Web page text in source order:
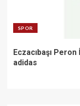
SPOR
Eczacıbaşı
adidas